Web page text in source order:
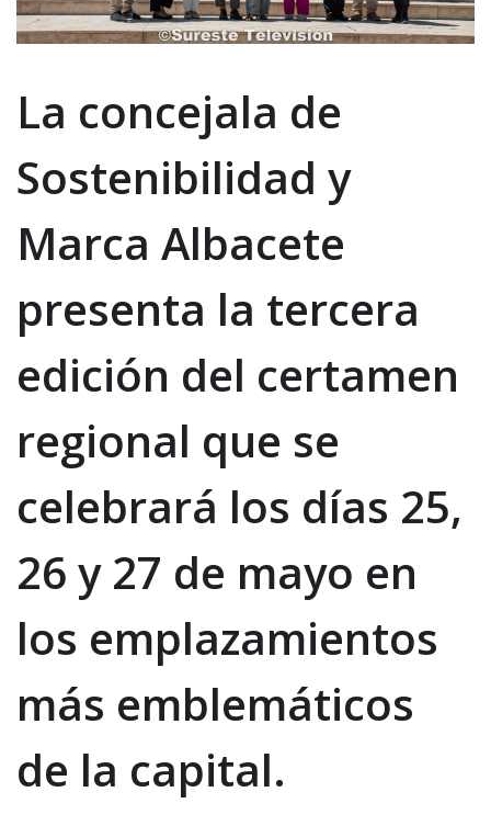
La concejala de
Sostenibilidad y
Marca Albacete
presenta la tercera
edición del certamen
regional que se
celebrará los días 25,
26 y 27 de mayo en
los emplazamientos
más emblemáticos
de la capital.